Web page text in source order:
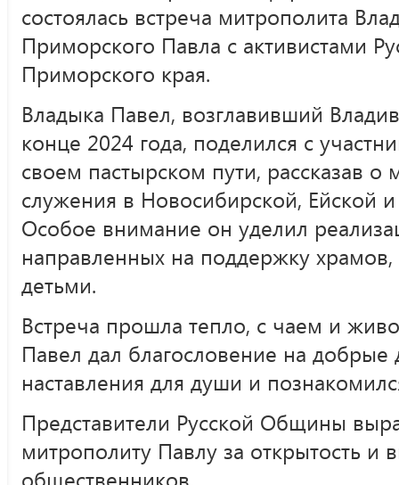
состоялась встреча митрополита
Приморского Павла с активистами
Приморского края.
Владыка Павел, возглавивший
конце 2024 года, поделился с
своем пастырском пути, рассказав о
служения в Новосибирской, Ейской
Особое внимание он уделил
направленных на поддержку
детьми.
Встреча прошла тепло, с чаем и
Павел дал благословение на добрые
наставления для души и
Представители Русской Общины
митрополиту Павлу за открытость и
общественников.